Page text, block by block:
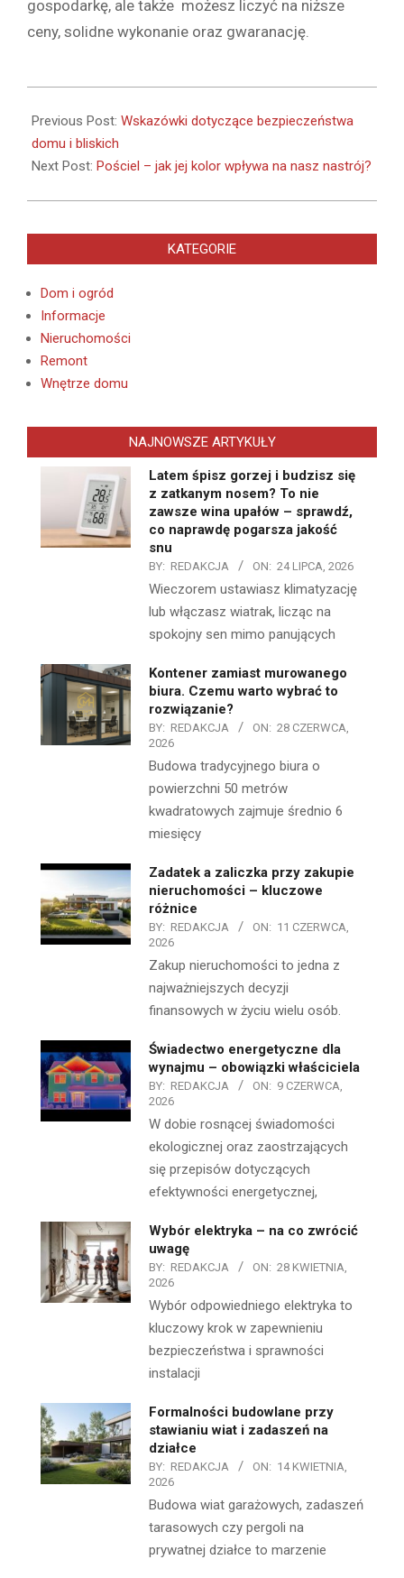
gospodarkę, ale także możesz liczyć na niższe
ceny, solidne wykonanie oraz gwaranację.
03-
21
Previous Post: Wskazówki dotyczące bezpieczeństwa
domu i bliskich
Next Post: Pościel – jak jej kolor wpływa na nasz nastrój?
KATEGORIE
Dom i ogród
Informacje
Nieruchomości
Remont
Wnętrze domu
NAJNOWSZE ARTYKUŁY
Latem śpisz gorzej i budzisz się
z zatkanym nosem? To nie
zawsze wina upałów – sprawdź,
co naprawdę pogarsza jakość
snu
BY: REDAKCJA ON: 24 LIPCA, 2026
Wieczorem ustawiasz klimatyzację
lub włączasz wiatrak, licząc na
spokojny sen mimo panujących
Kontener zamiast murowanego
biura. Czemu warto wybrać to
rozwiązanie?
BY: REDAKCJA ON: 28 CZERWCA,
2026
Budowa tradycyjnego biura o
powierzchni 50 metrów
kwadratowych zajmuje średnio 6
miesięcy
Zadatek a zaliczka przy zakupie
nieruchomości – kluczowe
różnice
BY: REDAKCJA ON: 11 CZERWCA,
2026
Zakup nieruchomości to jedna z
najważniejszych decyzji
finansowych w życiu wielu osób.
Świadectwo energetyczne dla
wynajmu – obowiązki właściciela
BY: REDAKCJA ON: 9 CZERWCA,
2026
W dobie rosnącej świadomości
ekologicznej oraz zaostrzających
się przepisów dotyczących
efektywności energetycznej,
Wybór elektryka – na co zwrócić
uwagę
BY: REDAKCJA ON: 28 KWIETNIA,
2026
Wybór odpowiedniego elektryka to
kluczowy krok w zapewnieniu
bezpieczeństwa i sprawności
instalacji
Formalności budowlane przy
stawianiu wiat i zadaszeń na
działce
BY: REDAKCJA ON: 14 KWIETNIA,
2026
Budowa wiat garażowych, zadaszeń
tarasowych czy pergoli na
prywatnej działce to marzenie